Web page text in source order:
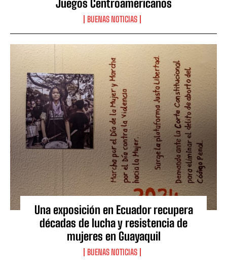
Juegos Centroamericanos
BUENAS NOTICIAS
Una exposición en Ecuador recupera
décadas de lucha y resistencia de
mujeres en Guayaquil
BUENAS NOTICIAS